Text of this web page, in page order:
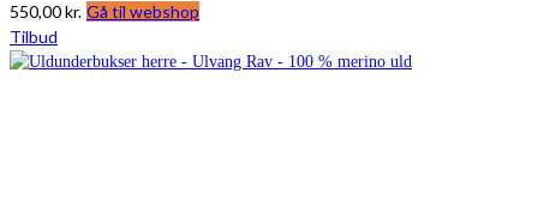
550,00kr. Gå til webshop
Tilbud